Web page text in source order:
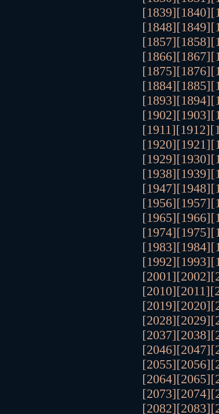
[1839][1840]
[1848][1849]
[1857][1858]
[1866][1867]
[1875][1876]
[1884][1885]
[1893][1894]
[1902][1903]
[1911][1912]
[1920][1921]
[1929][1930]
[1938][1939]
[1947][1948]
[1956][1957]
[1965][1966]
[1974][1975]
[1983][1984]
[1992][1993]
[2001][2002]
[2010][2011]
[2019][2020]
[2028][2029]
[2037][2038]
[2046][2047]
[2055][2056]
[2064][2065]
[2073][2074]
[2082][2083]